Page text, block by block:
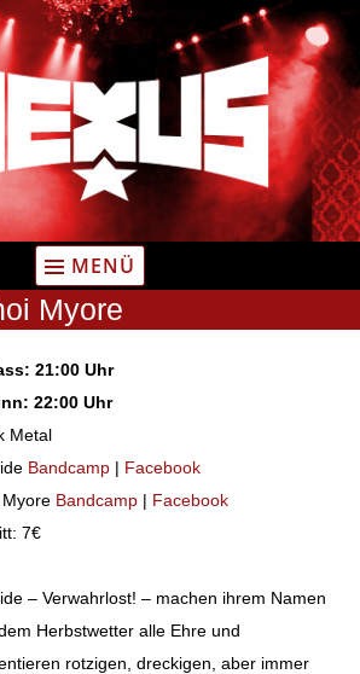
MENÜ
Myore
21:00 Uhr
22:00 Uhr
Metal
Bandcamp | Facebook
Bandcamp | Facebook
7€
– Verwahrlost! – machen ihrem Namen
Herbstwetter alle Ehre und
rotzigen, dreckigen, aber immer